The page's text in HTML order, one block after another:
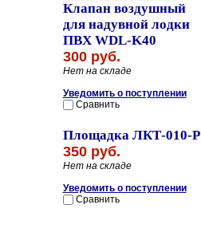
Клапан воздушный
для надувной лодки
ПВХ WDL-K40
300 руб.
Нет на складе
Уведомить о поступлении
Сравнить
Площадка ЛКТ-010-Р
350 руб.
Нет на складе
Уведомить о поступлении
Сравнить